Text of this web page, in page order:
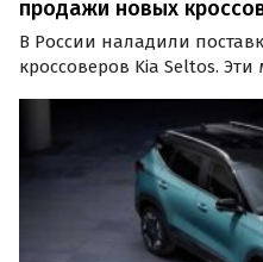
продажи новых
В России наладили
кроссоверов Kia Seltos.
цены на них на одном из
начинаются от 1,7 млн